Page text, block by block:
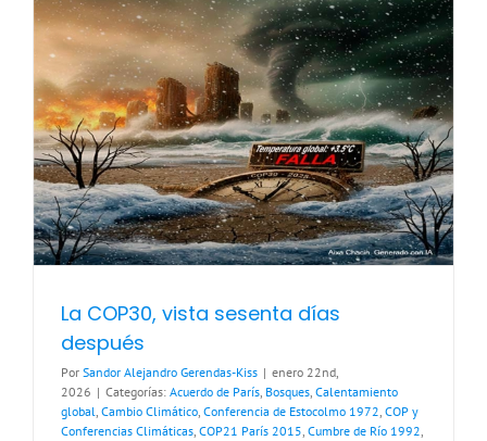
La COP30, vista sesenta días
después
Por Sandor Alejandro Gerendas-Kiss | enero 22nd,
2026 | Categorías: Acuerdo de París, Bosques, Calentamiento
global, Cambio Climático, Conferencia de Estocolmo 1972, COP y
Conferencias Climáticas, COP21 París 2015, Cumbre de Río 1992,